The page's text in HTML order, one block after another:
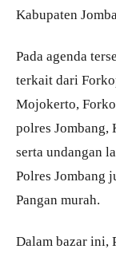
Kabupaten
Pada agenda
terkait dari
Mojokerto,
polres Jombang,
serta undangan
Polres Jombang
Pangan murah.
Dalam bazar ini,